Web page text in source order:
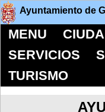
Ayuntamiento de
MENU
SERVICIOS
TURISMO